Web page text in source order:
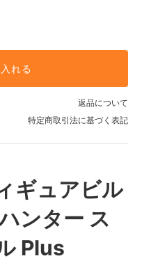
れる
返品について
特定商取引法に基づく表記
ギュアビル
ンター ス
Plus